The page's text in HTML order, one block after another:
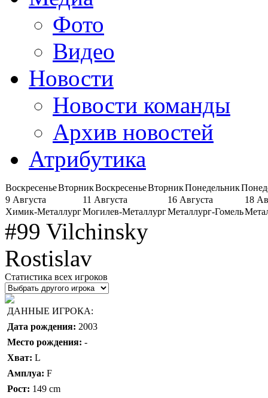
Фото
Видео
Новости
Новости команды
Архив новостей
Атрибутика
ВоскресеньеВторникВоскресеньеВторникПонедельник
9 Августа
11 Августа 16 Августа
18
Химик-МеталлургМогилев-МеталлургМеталлург-Гомель
#99 Vilchinsky
Rostislav
Статистика всех игроков
ДАННЫЕ ИГРОКА:
Дата рождения: 2003
Место рождения: -
Хват: L
Амплуа: F
Рост: 149 cm